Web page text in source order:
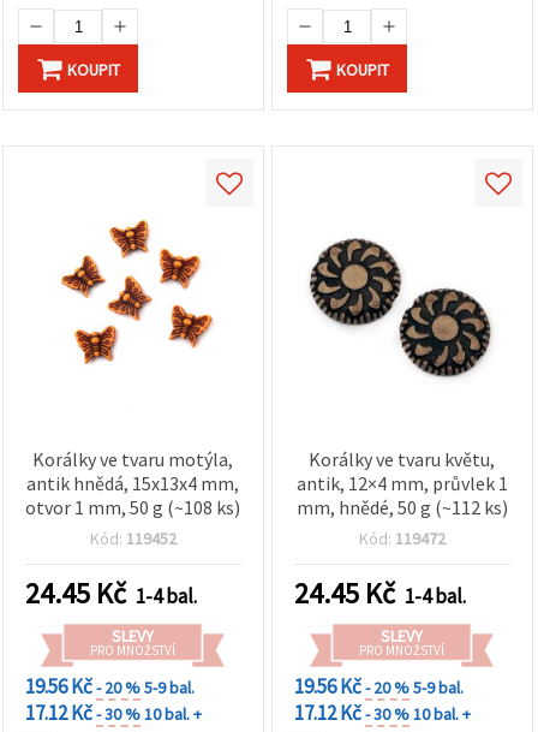
KOUPIT KOUPIT
Korálky ve tvaru motýla,
antik hnědá, 15x13x4 mm,
otvor 1 mm, 50 g (~108 ks)
Kód: 119452
24.45 Kč 1-4 bal.
SLEVY
PRO MNOŽSTVÍ
19.56 Kč- 20 %5-9 bal.
17.12 Kč- 30 %10 bal. +
Korálky ve tvaru květu,
antik, 12×4 mm, průvlek 1
mm, hnědé, 50 g (~112 ks)
Kód: 119472
24.45 Kč 1-4 bal.
SLEVY
PRO MNOŽSTVÍ
19.56 Kč- 20 %5-9 bal.
17.12 Kč- 30 %10 bal. +